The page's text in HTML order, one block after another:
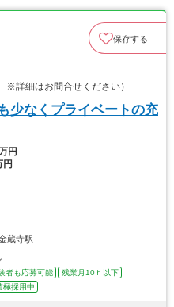
保存する
詳細はお問合せください）
なくプライベートの充
円
円
蔵寺駅
者も応募可能
残業月10ｈ以下
極採用中